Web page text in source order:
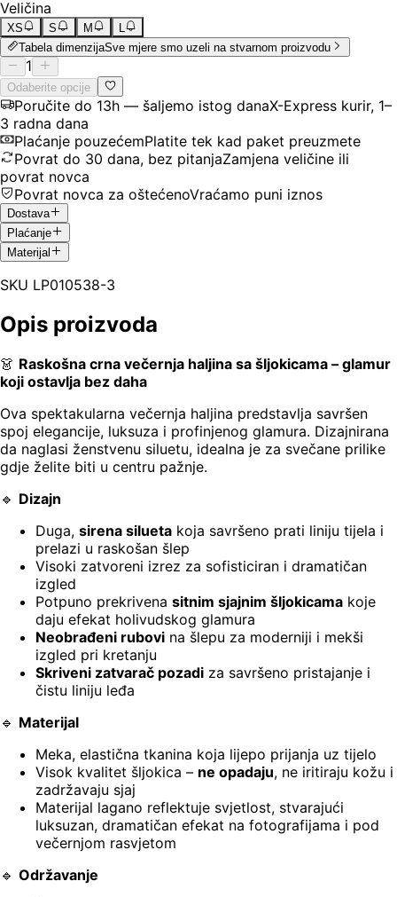
Veličina
XS S M
L
Tabela dimenzijaSve mjere smo uzeli na stvarnom proizvodu
1
Odaberite opcije
Poručite do 13h — šaljemo istog danaX-Express kurir, 1–
3 radna dana
Plaćanje pouzećemPlatite tek kad paket preuzmete
Povrat do 30 dana, bez pitanjaZamjena veličine ili
povrat novca
Povrat novca za oštećenoVraćamo puni iznos
Dostava
Plaćanje
Materijal
SKU LP010538-3
Opis proizvoda
👗 Raskošna crna večernja haljina sa šljokicama – glamur
koji ostavlja bez daha
Ova spektakularna večernja haljina predstavlja savršen
spoj elegancije, luksuza i profinjenog glamura. Dizajnirana
da naglasi ženstvenu siluetu, idealna je za svečane prilike
gdje želite biti u centru pažnje.
🔹 Dizajn
Duga, sirena silueta koja savršeno prati liniju tijela i
prelazi u raskošan šlep
Visoki zatvoreni izrez za sofisticiran i dramatičan
izgled
Potpuno prekrivena sitnim sjajnim šljokicama koje
daju efekat holivudskog glamura
Neobrađeni rubovi na šlepu za moderniji i mekši
izgled pri kretanju
Skriveni zatvarač pozadi za savršeno pristajanje i
čistu liniju leđa
🔹 Materijal
Meka, elastična tkanina koja lijepo prijanja uz tijelo
Visok kvalitet šljokica – ne opadaju, ne iritiraju kožu i
zadržavaju sjaj
Materijal lagano reflektuje svjetlost, stvarajući
luksuzan, dramatičan efekat na fotografijama i pod
večernjom rasvjetom
🔹 Održavanje